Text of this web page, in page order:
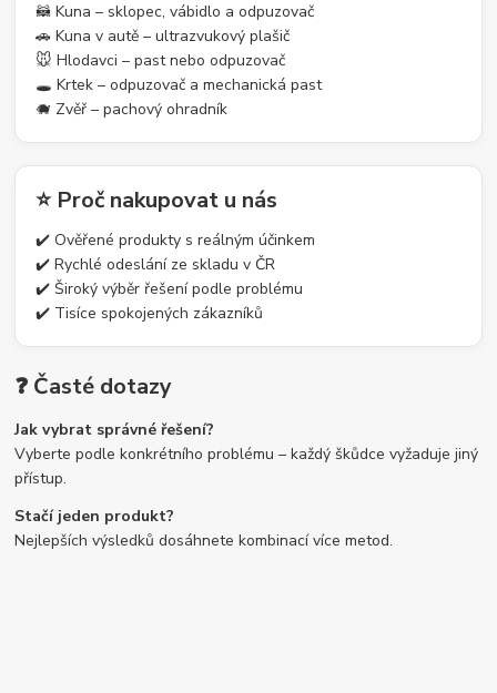
🦝 Kuna – sklopec, vábidlo a odpuzovač
🚗 Kuna v autě – ultrazvukový plašič
🐭 Hlodavci – past nebo odpuzovač
🕳️ Krtek – odpuzovač a mechanická past
🐗 Zvěř – pachový ohradník
⭐ Proč nakupovat u nás
✔️ Ověřené produkty s reálným účinkem
✔️ Rychlé odeslání ze skladu v ČR
✔️ Široký výběr řešení podle problému
✔️ Tisíce spokojených zákazníků
❓ Časté dotazy
Jak vybrat správné řešení?
Vyberte podle konkrétního problému – každý škůdce vyžaduje jiný
přístup.
Stačí jeden produkt?
Nejlepších výsledků dosáhnete kombinací více metod.